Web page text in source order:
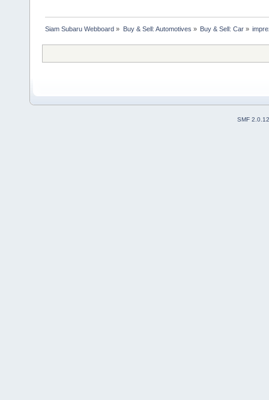
Siam Subaru Webboard » Buy & Sell: Automotives » Buy & Sell: Car»
SMF 2.0.12